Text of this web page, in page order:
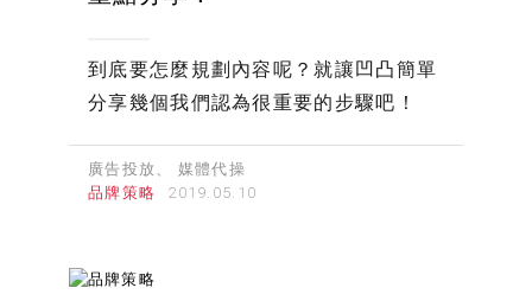
到底要怎麼規劃內容呢？就讓凹凸簡單
分享幾個我們認為很重要的步驟吧！
廣告投放
媒體代操
品牌策略